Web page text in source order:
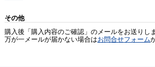
その他
購入後「購入内容のご確認」のメールをお送りしま
万が一メールが届かない場合はお問合せフォーム